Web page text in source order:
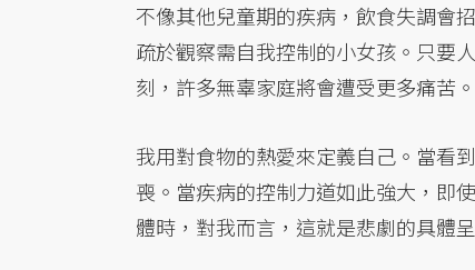
不像其他兒童期的疾病，飲食失調會
疏於觀察需自我控制的小女孩。只要
刻，許多無辜家庭將會遭受更多痛苦。
我用對食物的熱愛來定義自己。當看
喪。當疾病的控制力道如此強大，即
體時，對我而言，這就是悲劇的具體